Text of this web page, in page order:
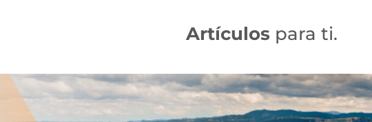
Artículos para ti.